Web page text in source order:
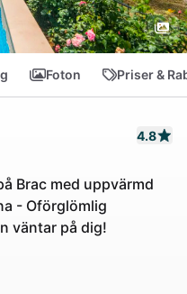
Foton Priser &
4.8
Brac med uppvärmd
- Oförglömlig
väntar på dig!